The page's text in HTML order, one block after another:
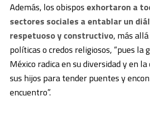
Además, los obispos exhortaron a
sectores sociales a entablar un
respetuoso y constructivo, más
políticas o credos religiosos, “pues la
México radica en su diversidad y en la
sus hijos para tender puentes y
encuentro”.